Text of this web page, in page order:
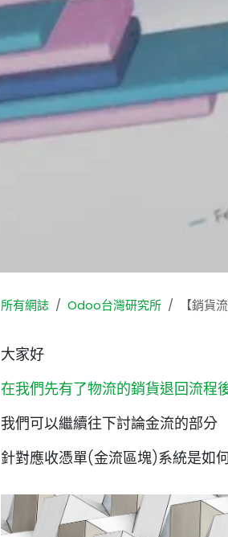
所有網誌 Odoo台灣研究所 【銷貨
大家好
在我們先有了物流的銷貨退回流程
我們可以繼續往下討論金流的部分
針對應收憑單(金流區塊)系統是如